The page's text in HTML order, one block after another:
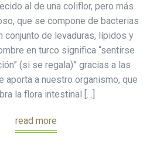
al de una coliflor, pero más
que se compone de bacterias
conjunto de levaduras, lípidos y
en turco significa “sentirse
(si se regala)” gracias a las
aporta a nuestro organismo, que
la flora intestinal […]
read more